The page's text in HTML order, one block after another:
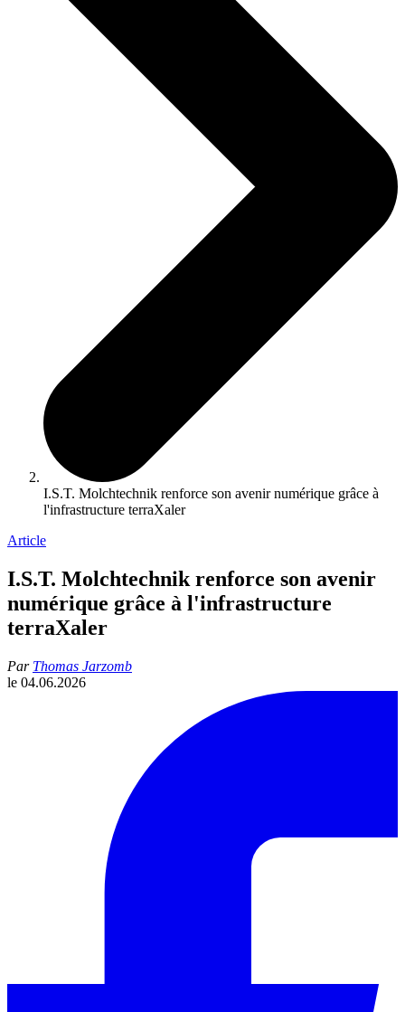
I.S.T. Molchtechnik renforce son avenir numérique grâce à
l'infrastructure terraXaler
Article
I.S.T. Molchtechnik renforce son avenir
numérique grâce à l'infrastructure
terraXaler
Par Thomas Jarzomb
le 04.06.2026